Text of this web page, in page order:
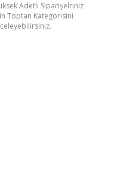
Adetli Siparişelriniz
Toptan Kategorisini